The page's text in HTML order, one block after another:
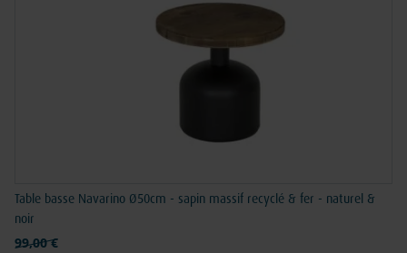
Table basse Navarino Ø50cm - sapin massif recyclé & fer - naturel &
noir
Prix normal
99,00 €